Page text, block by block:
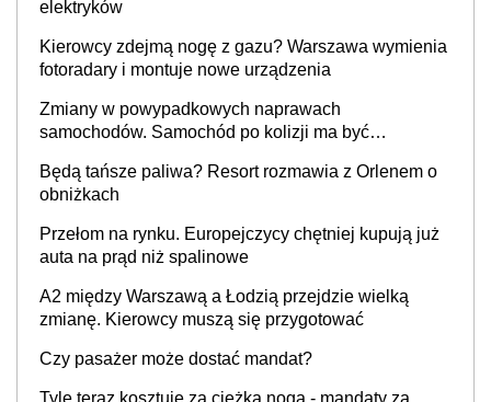
elektryków
Kierowcy zdejmą nogę z gazu? Warszawa wymienia
fotoradary i montuje nowe urządzenia
Zmiany w powypadkowych naprawach
samochodów. Samochód po kolizji ma być
producenta
Będą tańsze paliwa? Resort rozmawia z Orlenem o
obniżkach
Przełom na rynku. Europejczycy chętniej kupują już
auta na prąd niż spalinowe
A2 między Warszawą a Łodzią przejdzie wielką
zmianę. Kierowcy muszą się przygotować
Czy pasażer może dostać mandat?
Tyle teraz kosztuje za ciężka noga - mandaty za